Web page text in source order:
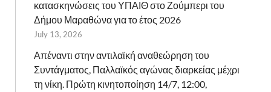
κατασκηνώσεις του ΥΠΑΙΘ στο Ζούμπερι του
Δήμου Μαραθώνα για το έτος 2026
July 13, 2026
Απέναντι στην αντιλαϊκή αναθεώρηση του
Συντάγματος, Παλλαϊκός αγώνας διαρκείας μέχρι
τη νίκη. Πρώτη κινητοποίηση 14/7, 12:00,